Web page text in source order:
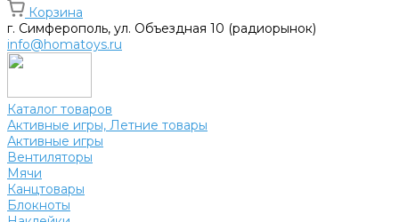
Корзина
г. Симферополь, ул. Объездная 10 (радиорынок)
info@homatoys.ru
Каталог товаров
Активные игры, Летние товары
Активные игры
Вентиляторы
Мячи
Канцтовары
Блокноты